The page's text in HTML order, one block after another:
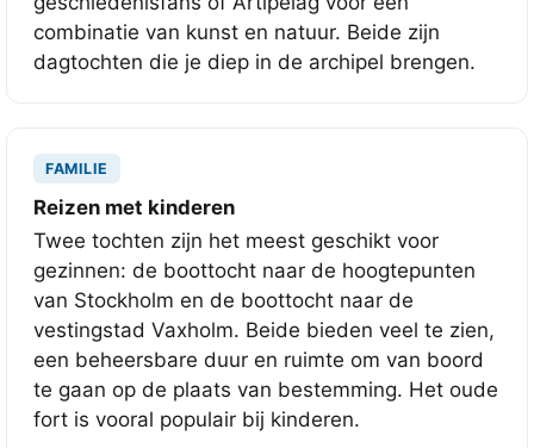
combinatie van kunst en natuur. Beide zijn
dagtochten die je diep in de archipel brengen.
FAMILIE
Reizen met kinderen
Twee tochten zijn het meest geschikt voor
gezinnen: de boottocht naar de hoogtepunten
van Stockholm en de boottocht naar de
vestingstad Vaxholm. Beide bieden veel te zien,
een beheersbare duur en ruimte om van boord
te gaan op de plaats van bestemming. Het oude
fort is vooral populair bij kinderen.